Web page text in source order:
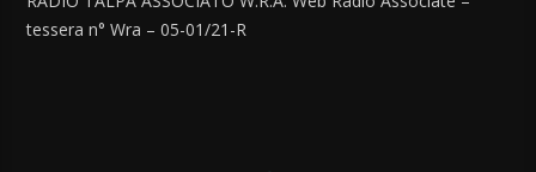
tessera n° Wra – 05-01/21-R